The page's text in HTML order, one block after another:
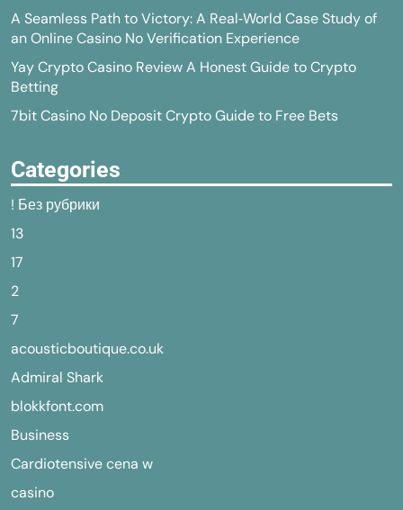
A Seamless Path to Victory: A Real‑World Case Study of
an Online Casino No Verification Experience
Yay Crypto Casino Review A Honest Guide to Crypto
Betting
7bit Casino No Deposit Crypto Guide to Free Bets
Categories
! Без рубрики
13
17
2
7
acousticboutique.co.uk
Admiral Shark
blokkfont.com
Business
Cardiotensive cena w
casino